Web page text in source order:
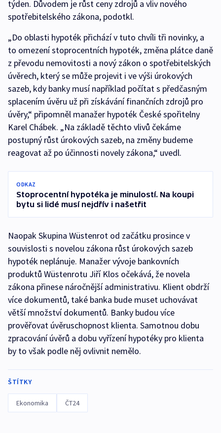
týden. Důvodem je růst ceny zdrojů a vliv nového
spotřebitelského zákona, podotkl.
„Do oblasti hypoték přichází v tuto chvíli tři novinky, a
to omezení stoprocentních hypoték, změna plátce daně
z převodu nemovitosti a nový zákon o spotřebitelských
úvěrech, který se může projevit i ve výši úrokových
sazeb, kdy banky musí například počítat s předčasným
splacením úvěru už při získávání finančních zdrojů pro
úvěry,“ připomněl manažer hypoték České spořitelny
Karel Chábek. „Na základě těchto vlivů čekáme
postupný růst úrokových sazeb, na změny budeme
reagovat až po účinnosti novely zákona,“ uvedl.
ODKAZ
Stoprocentní hypotéka je minulostí. Na koupi
bytu si lidé musí nejdřív i našetřit
Naopak Skupina Wüstenrot od začátku prosince v
souvislosti s novelou zákona růst úrokových sazeb
hypoték neplánuje. Manažer vývoje bankovních
produktů Wüstenrotu Jiří Klos očekává, že novela
zákona přinese náročnější administrativu. Klient obdrží
více dokumentů, také banka bude muset uchovávat
větší množství dokumentů. Banky budou více
prověřovat úvěruschopnost klienta. Samotnou dobu
zpracování úvěrů a dobu vyřízení hypotéky pro klienta
by to však podle něj ovlivnit nemělo.
ŠTÍTKY
Ekonomika ČT24